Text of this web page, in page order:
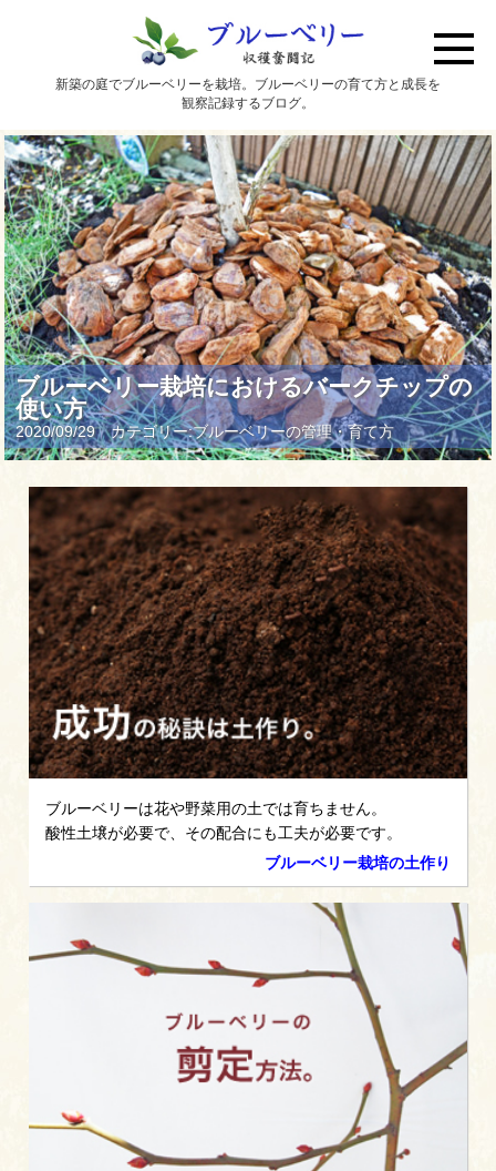
新築の庭でブルーベリーを栽培。ブルーベリーの育て方と成長を
観察記録するブログ。
ブルーベリー栽培におけるバークチップの
使い方
2020/09/29 カテゴリー:ブルーベリーの管理・育て方
ブルーベリーは花や野菜用の土では育ちません。
酸性土壌が必要で、その配合にも工夫が必要です。
ブルーベリー栽培の土作り